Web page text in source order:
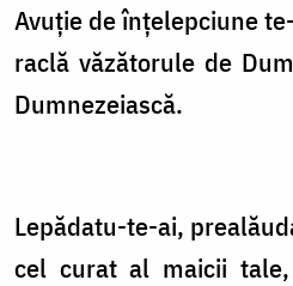
Avuţie de înţelepciune
raclă văzătorule de
Dumnezeiască.
Lepădatu-te-ai,
cel curat al maicii tale,